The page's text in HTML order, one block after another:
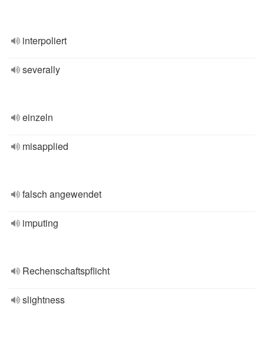
interpoliert
severally
einzeln
misapplied
falsch angewendet
imputing
Rechenschaftspflicht
slightness